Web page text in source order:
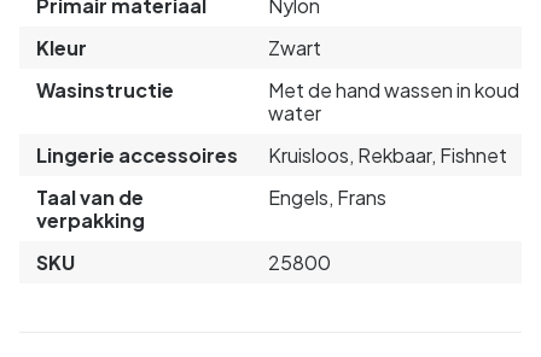
Primair materiaal
Nylon
Kleur
Zwart
Wasinstructie
Met de hand wassen in koud
water
Lingerie accessoires
Kruisloos, Rekbaar, Fishnet
Taal van de
verpakking
Engels, Frans
SKU 25800